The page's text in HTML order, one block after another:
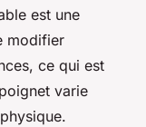
est une
modifier
ce qui est
varie